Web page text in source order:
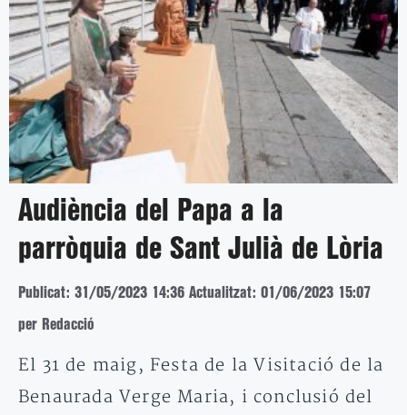
Audiència del Papa a la
parròquia de Sant Julià de Lòria
Publicat: 31/05/2023 14:36 Actualitzat: 01/06/2023 15:07
per Redacció
El 31 de maig, Festa de la Visitació de la
Benaurada Verge Maria, i conclusió del